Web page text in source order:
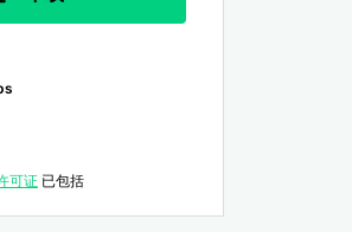
可证已包括